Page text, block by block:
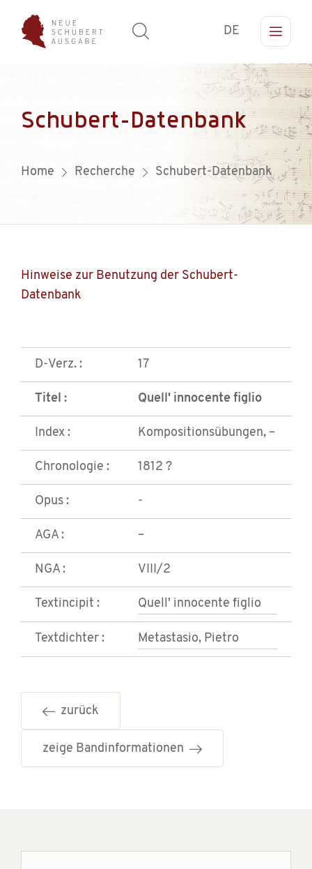
DE
Schubert-Datenbank
Home Recherche Schubert-Datenbank
Hinweise zur Benutzung der Schubert-
Datenbank
D-Verz. : 17
Titel : Quell' innocente figlio
Index : Kompositionsübungen, –
Chronologie : 1812 ?
Opus : -
AGA : –
NGA : VIII/2
Textincipit : Quell' innocente figlio
Textdichter : Metastasio, Pietro
zurück
zeige Bandinformationen